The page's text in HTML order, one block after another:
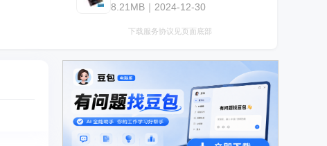
8.21MB｜2024-12-30
下载服务协议见页面底部